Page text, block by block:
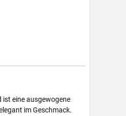
eine ausgewogene
im Geschmack.